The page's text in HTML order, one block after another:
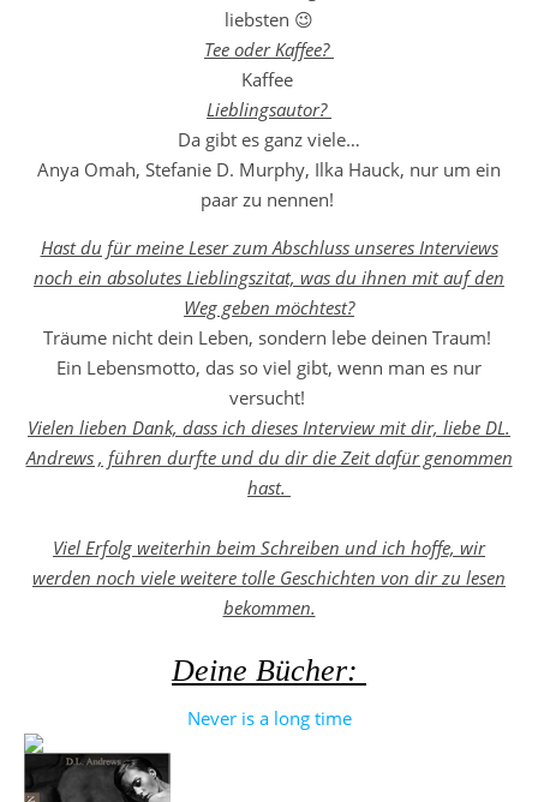
liebsten 😉
Tee oder Kaffee?
Kaffee
Lieblingsautor?
Da gibt es ganz viele…
Anya Omah, Stefanie D. Murphy, Ilka Hauck, nur um ein
paar zu nennen!
Hast du für meine Leser zum Abschluss unseres Interviews
noch ein absolutes Lieblingszitat, was du ihnen mit auf den
Weg geben möchtest?
Träume nicht dein Leben, sondern lebe deinen Traum!
Ein Lebensmotto, das so viel gibt, wenn man es nur
versucht!
Vielen lieben Dank, dass ich dieses Interview mit dir, liebe DL.
Andrews , führen durfte und du dir die Zeit dafür genommen
hast.
Viel Erfolg weiterhin beim Schreiben und ich hoffe, wir
werden noch viele weitere tolle Geschichten von dir zu lesen
bekommen.
Deine Bücher:
Never is a long time